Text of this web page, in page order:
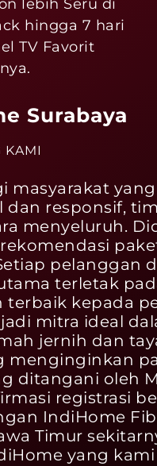
lebih Seru di
hingga 7 hari
TV Favorit
Surabaya
KAMI
masyarakat
responsif,
menyeluruh.
pelanggan
terletak
kepada
mitra ideal
jernih dan
menginginkan
ditangani oleh
registrasi
IndiHome
Timur
yang kami